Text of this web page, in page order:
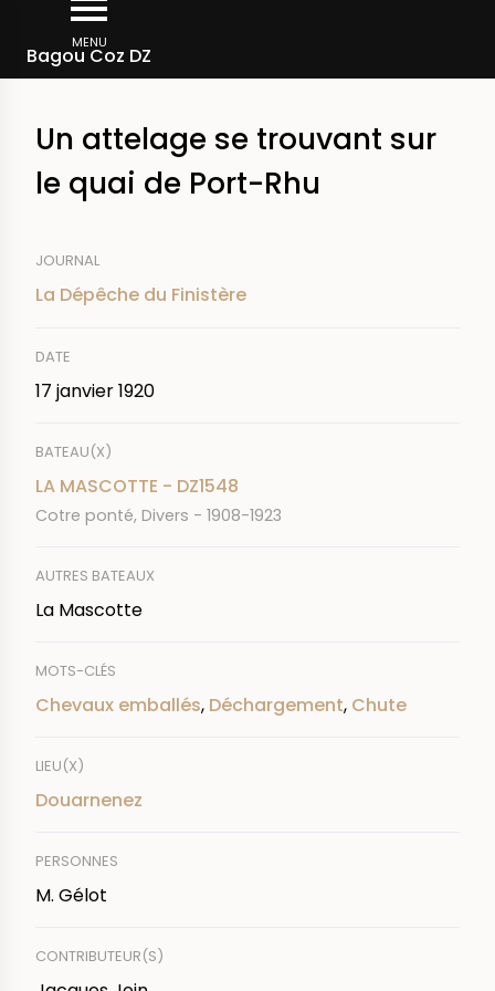
contenu
MENU
Bagou Coz DZ
d'Ariane
Rechercher dans la presse
Un attelage se trouvant sur
le quai de Port-Rhu
JOURNAL
La Dépêche du Finistère
DATE
17 janvier 1920
BATEAU(X)
LA MASCOTTE - DZ1548
Cotre ponté, Divers - 1908-1923
AUTRES BATEAUX
La Mascotte
MOTS-CLÉS
Chevaux emballés, Déchargement, Chute
LIEU(X)
Douarnenez
PERSONNES
M. Gélot
CONTRIBUTEUR(S)